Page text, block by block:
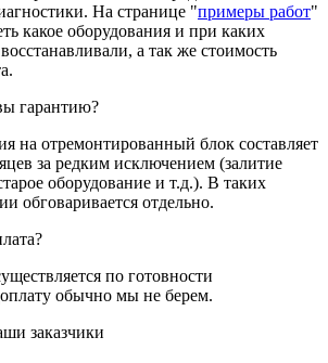
На странице "примеры работ"
какое оборудования и при каких
а так же стоимость
гарантию?
на отремонтированный блок составляет
за редким исключением (залитие
оборудование и т.д.). В таких
обговаривается отдельно.
по готовности
обычно мы не берем.
заказчики